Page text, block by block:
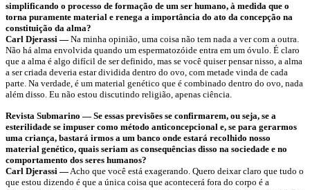
simplificando o processo de formação de um ser humano, à medida que o
torna puramente material e renega a importância do ato da concepção na
constituição da alma?
Carl Djerassi — Na minha opinião, uma coisa não tem nada a ver com a outra.
Não há alma envolvida quando um espermatozóide entra em um óvulo. É claro
que a alma é algo difícil de ser definido, mas se você quiser pensar nisso, a alma
a ser criada deveria estar dividida dentro do ovo, com metade vinda de cada
parte. Na verdade, é um material genético que é combinado dentro do ovo, nada
além disso. Eu não estou discutindo religião, apenas ciência.
Revista Submarino — Se essas previsões se confirmarem, ou seja, se a
esterilidade se impuser como método anticoncepcional e, se para gerarmos
uma criança, bastará irmos a um banco onde estará recolhido nosso
material genético, quais seriam as consequências disso na sociedade e no
comportamento dos seres humanos?
Carl Djerassi —Acho que você está exagerando. Quero deixar claro que tudo o
que estou dizendo é que a única coisa que acontecerá fora do corpo é a